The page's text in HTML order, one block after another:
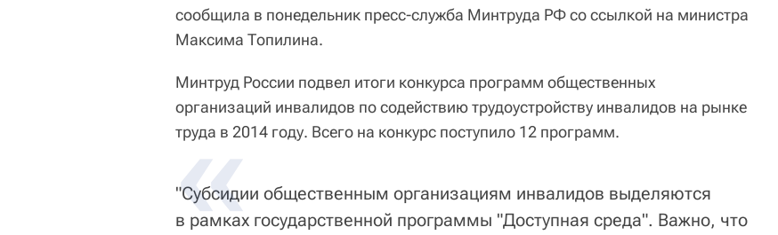
сообщила в понедельник пресс-служба Минтруда РФ со ссылкой на министра
Максима Топилина.
Минтруд России подвел итоги конкурса программ общественных
организаций инвалидов по содействию трудоустройству инвалидов на рынке
труда в 2014 году. Всего на конкурс поступило 12 программ.
"Субсидии общественным организациям инвалидов выделяются
в рамках государственной программы "Доступная среда". Важно, что